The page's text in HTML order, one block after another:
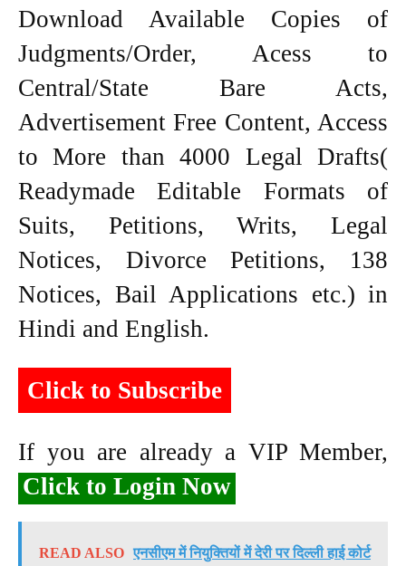
Download Available Copies of
Judgments/Order, Acess to
Central/State Bare Acts,
Advertisement Free Content, Access
to More than 4000 Legal Drafts(
Readymade Editable Formats of
Suits, Petitions, Writs, Legal
Notices, Divorce Petitions, 138
Notices, Bail Applications etc.) in
Hindi and English.
Click to Subscribe
If you are already a VIP Member,
Click to Login Now
READ ALSO एनसीएम में नियुक्तियों में देरी पर दिल्ली हाई कोर्ट